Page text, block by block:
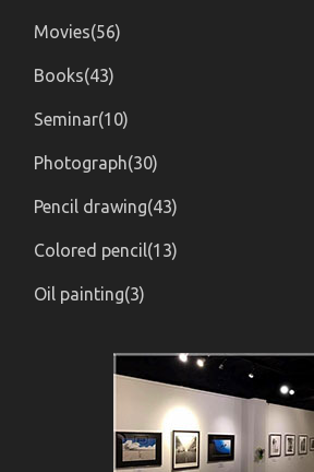
Movies(56)
Books(43)
Seminar(10)
Photograph(30)
Pencil drawing(43)
Colored pencil(13)
Oil painting(3)